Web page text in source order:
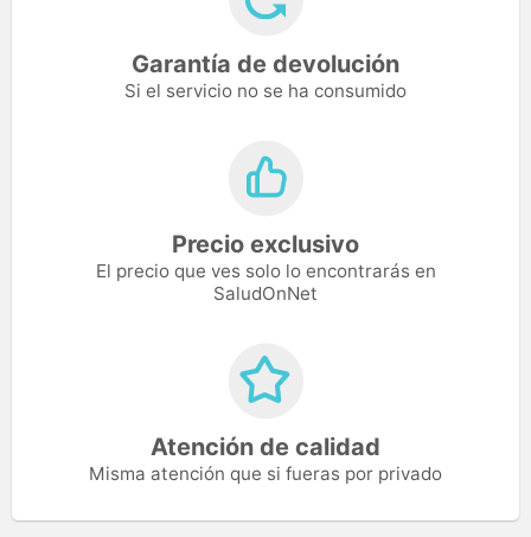
Garantía de devolución
Si el servicio no se ha consumido
Precio exclusivo
El precio que ves solo lo encontrarás en
SaludOnNet
Atención de calidad
Misma atención que si fueras por privado